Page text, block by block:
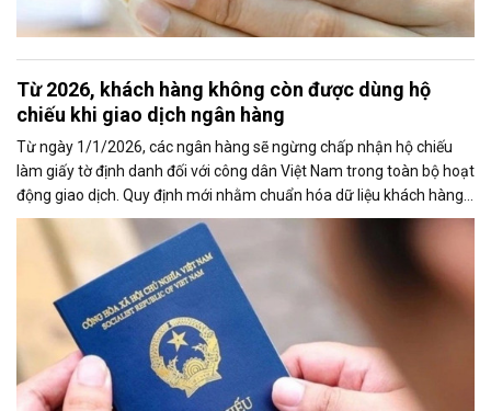
Từ 2026, khách hàng không còn được dùng hộ
chiếu khi giao dịch ngân hàng
Từ ngày 1/1/2026, các ngân hàng sẽ ngừng chấp nhận hộ chiếu
làm giấy tờ định danh đối với công dân Việt Nam trong toàn bộ hoạt
động giao dịch. Quy định mới nhằm chuẩn hóa dữ liệu khách hàng,
siết chặt xác thực danh tính và hạn chế tình trạng lừa đảo tài chính.